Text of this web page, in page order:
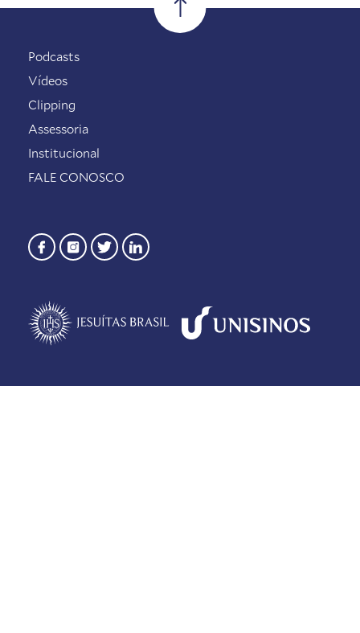
Podcasts
Vídeos
Clipping
Assessoria
Institucional
FALE CONOSCO